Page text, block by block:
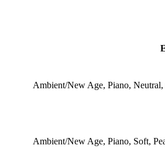
Ambient/New Age, Piano, Neutral,
Ambient/New Age, Piano, Soft,